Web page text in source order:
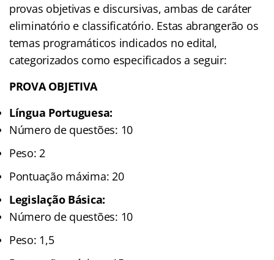
provas objetivas e discursivas, ambas de caráter
eliminatório e classificatório. Estas abrangerão os
temas programáticos indicados no edital,
categorizados como especificados a seguir:
PROVA OBJETIVA
Língua Portuguesa:
Número de questões: 10
Peso: 2
Pontuação máxima: 20
Legislação Básica:
Número de questões: 10
Peso: 1,5